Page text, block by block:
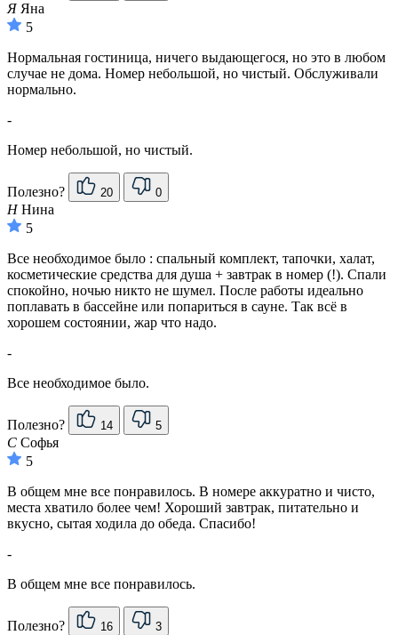
Я Яна
5
Нормальная гостиница, ничего выдающегося, но это в любом
случае не дома. Номер небольшой, но чистый. Обслуживали
нормально.
-
Номер небольшой, но чистый.
Полезно? 20 0
ННина
5
Все необходимое было : спальный комплект, тапочки, халат,
косметические средства для душа + завтрак в номер (!). Спали
спокойно, ночью никто не шумел. После работы идеально
поплавать в бассейне или попариться в сауне. Так всё в
хорошем состоянии, жар что надо.
-
Все необходимое было.
Полезно? 14 5
С Софья
5
В общем мне все понравилось. В номере аккуратно и чисто,
места хватило более чем! Хороший завтрак, питательно и
вкусно, сытая ходила до обеда. Спасибо!
-
В общем мне все понравилось.
Полезно? 16 3